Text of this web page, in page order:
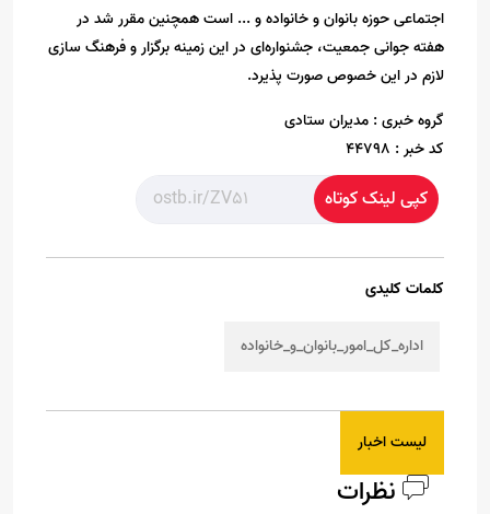
اجتماعی حوزه بانوان و خانواده و ... است همچنین مقرر شد در
هفته جوانی جمعیت، جشنواره‌ای در این زمینه برگزار و فرهنگ سازی
لازم در این خصوص صورت پذیرد.
گروه خبری : مدیران ستادی
کد خبر : 44798
کپی لینک کوتاه
کلمات کلیدی
اداره_کل_امور_بانوان_و_خانواده
لیست اخبار
نظرات